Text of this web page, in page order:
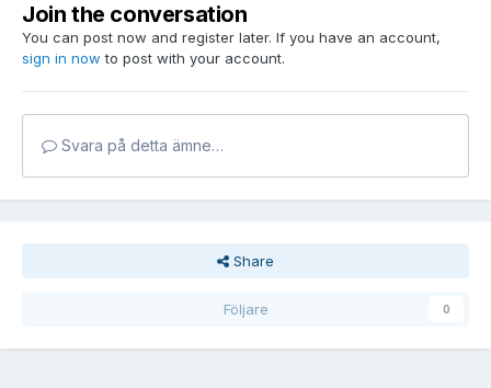
Join the conversation
You can post now and register later. If you have an account,
sign in now to post with your account.
Svara på detta ämne…
Share
Följare 0